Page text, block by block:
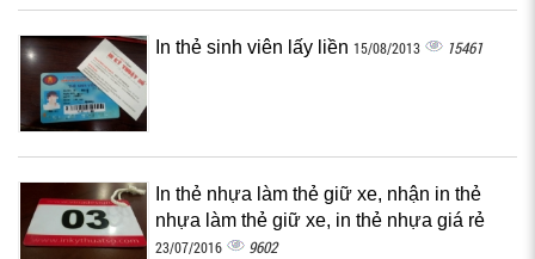
In thẻ sinh viên lấy liền 15/08/2013 15461
In thẻ nhựa làm thẻ giữ xe, nhận in thẻ
nhựa làm thẻ giữ xe, in thẻ nhựa giá rẻ
23/07/2016 9602